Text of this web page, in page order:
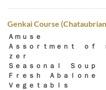
Genkai Course
Ａｍｕｓｅ
Ａｓｓｏｒｔｍｅｎｔ ｏｆ
ｚｅｒ
Ｓｅａｓｏｎａｌ Ｓｏｕｐ
Ｆｒｅｓｈ Ａｂａｌｏｎｅ
Ｖｅｇｅｔａｂｌｓ